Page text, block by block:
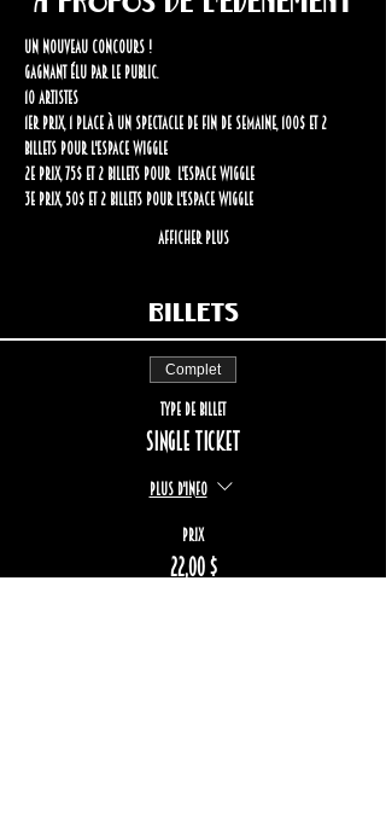
Un nouveau concours !
Gagnant élu par le public.
10 artistes
1er prix, 1 place à un spectacle de fin de semaine, 100$ et 2
billets pour l'espace Wiggle
2e prix, 75$ et 2 billets pour  l'espace Wiggle
3e prix, 50$ et 2 billets pour l'espace Wiggle
Afficher plus
Billets
Complet
Type de billet
Single ticket
Plus d'info
Prix
22,00 $